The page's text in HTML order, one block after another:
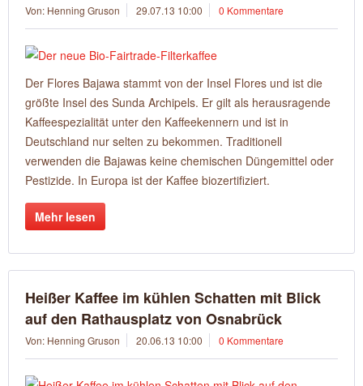
Von: Henning Gruson 29.07.13 10:00 0 Kommentare
Der Flores Bajawa stammt von der Insel Flores und ist die
größte Insel des Sunda Archipels. Er gilt als herausragende
Kaffeespezialität unter den Kaffeekennern und ist in
Deutschland nur selten zu bekommen. Traditionell
verwenden die Bajawas keine chemischen Düngemittel oder
Pestizide. In Europa ist der Kaffee biozertifiziert.
Mehr lesen
Heißer Kaffee im kühlen Schatten mit Blick
auf den Rathausplatz von Osnabrück
Von: Henning Gruson 20.06.13 10:00 0 Kommentare